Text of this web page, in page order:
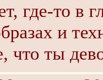
где-то в
и
что ты